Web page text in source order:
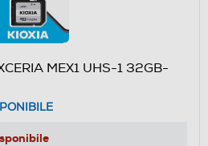
MEX1 UHS-1 32GB-